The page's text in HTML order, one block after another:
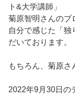
ト&大学講師」
菊原智明さんのブ
自分で感じた「独
だいております。
もちろん、菊原さ
2022年9月30日の